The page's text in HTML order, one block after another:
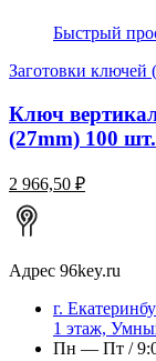
Быстрый
Заготовки ключей
Ключ
(27mm) 100 шт.
2 966,50 ₽
Адрес 96key.ru
г.
1 этаж,
Пн — Пт /